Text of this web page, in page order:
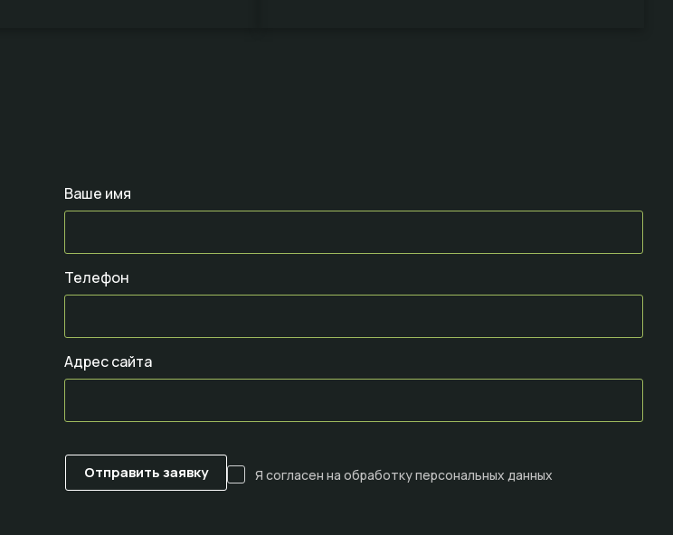
Ваше имя
Телефон
Адрес сайта
Я согласен на обработку персональных данных